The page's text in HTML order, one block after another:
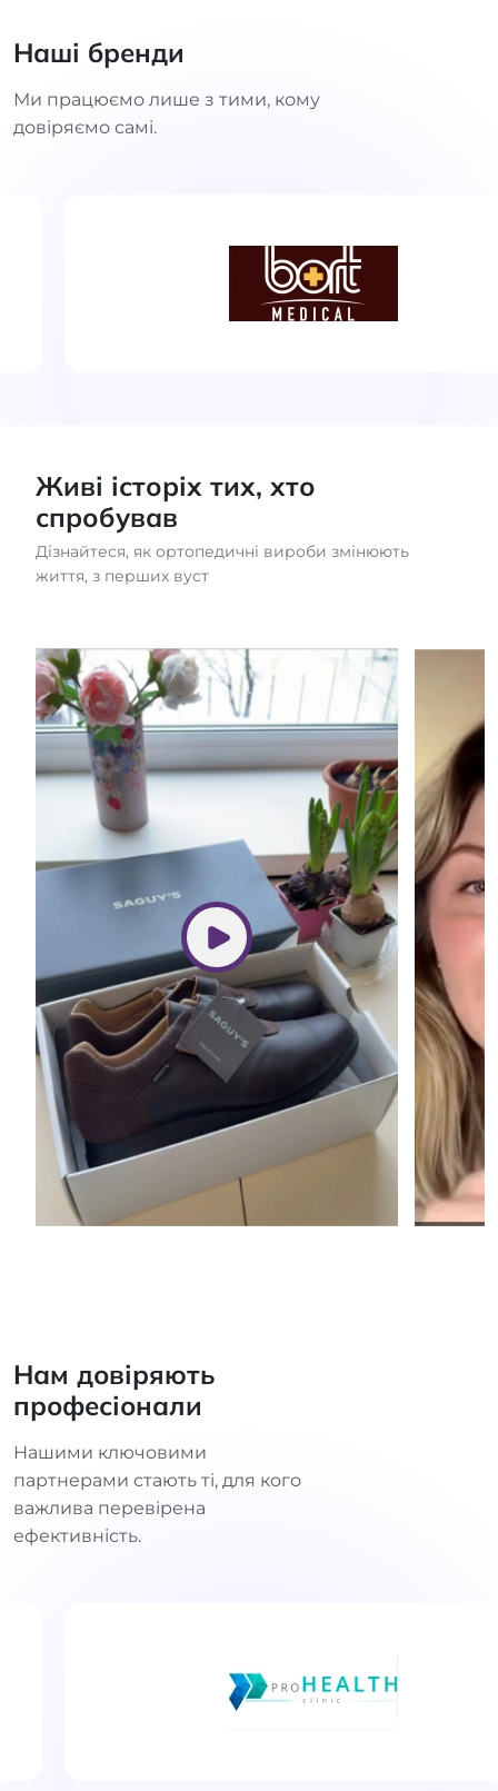
Наші бренди
Ми працюємо лише з тими, кому
довіряємо самі.
Живі історіх тих, хто
спробував
Дізнайтеся, як ортопедичні вироби змінюють
життя, з перших вуст
Нам довіряють
професіонали
Нашими ключовими
партнерами стають ті, для кого
важлива перевірена
ефективність.